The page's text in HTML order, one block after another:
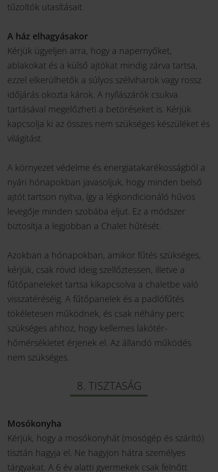
tűzoltók utasításait.
A ház elhagyásakor
Kérjük ügyeljen arra, hogy a napernyőket,
ablakokat és a külső ajtókat mindig zárva tartsa,
ezzel elkerülhetők a súlyos szélviharok vagy rossz
időjárás okozta károk. A nyílászárók csukva
tartásával megelőzheti a betöréseket is. Kérjük
kapcsolja ki az összes nem szükséges készüléket és
világítást.
A környezet védelme és energiatakarékosságból a
nyári hónapokban javasoljuk, hogy minden belső
ajtót tartson nyitva, így a légkondicionáló hűvös
levegője minden szobába eljut. Ez a módszer
biztosítja a legjobban a Chalet hűtését.
Azokban a hónapokban, amikor fűtés szükséges,
kérjük, csak rövid ideig szellőztessen, illetve a
fűtőpaneleket tartsa kikapcsolva a chaletbe való
visszatéréséig. A fűtőpanelek és a padlófűtés
tökéletesen működnek, és csak néhány perc
szükséges ahhoz, hogy kellemes lakótér-
hőmérsékletet érjenek el. Az állandó működés
nem szükséges.
8. TISZTASÁG
Mosókonyha
Kérjük, hogy a mosókonyhát (mosógép és szárító)
tisztán hagyja el. Ne hagyjon hátra személyes
tárgyakat. A 6 év alatti gyermekek csak felnőtt